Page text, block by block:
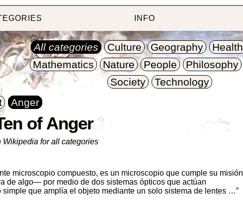
INFO
All categories Culture Geography Health
Mathematics
Nature People Philosophy
Society
Technology
Anger
of Anger
for all categories
microscopio compuesto, es un microscopio que cumple su misión
de algo— por medio de dos sistemas ópticos que actúan
que amplía el objeto mediante un solo sistema de lentes …”